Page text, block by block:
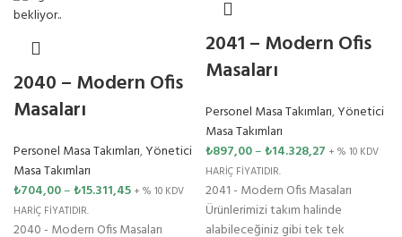
2040 – Modern Ofis
Masaları
Personel Masa Takımları,Yönetici
Masa Takımları
₺704,00–₺15.311,45 + % 10 KDV
HARİÇ FİYATIDIR.
2040 - Modern Ofis Masaları
2041 – Modern Ofis
Masaları
Personel Masa Takımları,Yönetici
Masa Takımları
₺897,00–₺14.328,27 + % 10 KDV
HARİÇ FİYATIDIR.
2041 - Modern Ofis Masaları
Ürünlerimizi takım halinde
alabileceğiniz gibi tek tek